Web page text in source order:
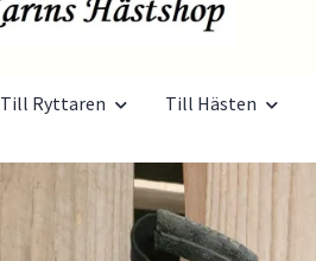
Till Ryttaren Till Hästen